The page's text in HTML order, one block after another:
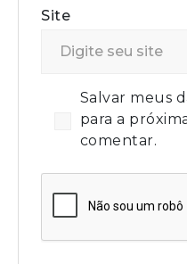
Site
Salvar meus
para a
comentar.